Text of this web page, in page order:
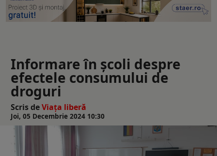
Informare în şcoli despre
efectele consumului de
droguri
Scris deViaţa liberă
Joi, 05 Decembrie 2024 10:30